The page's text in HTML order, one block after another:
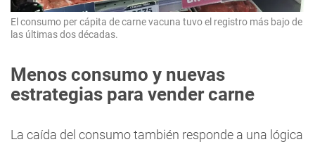
El consumo per cápita de carne vacuna tuvo el registro más bajo de
las últimas dos décadas.
Menos consumo y nuevas
estrategias para vender carne
La caída del consumo también responde a una lógica